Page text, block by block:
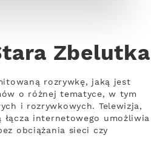
Zbelutka
rozrywkę, jaką jest
o różnej tematyce, w tym
i rozrywkowych. Telewizja,
internetowego umożliwia
obciążania sieci czy